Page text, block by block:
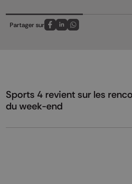
Partager sur
Partagez sur FaceBook
Partagez sur LinkedIn
Partagez sur
Sports 4 revient sur les
du week-end